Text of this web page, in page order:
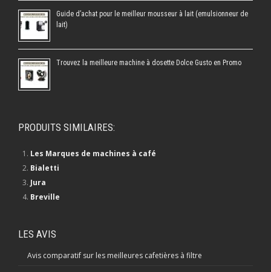
Guide d’achat pour le meilleur mousseur à lait (emulsionneur de
lait)
Trouvez la meilleure machine à dosette Dolce Gusto en Promo
PRODUITS SIMILAIRES:
Les Marques de machines à café
Bialetti
Jura
Breville
LES AVIS
Avis comparatif sur les meilleures cafetières à filtre